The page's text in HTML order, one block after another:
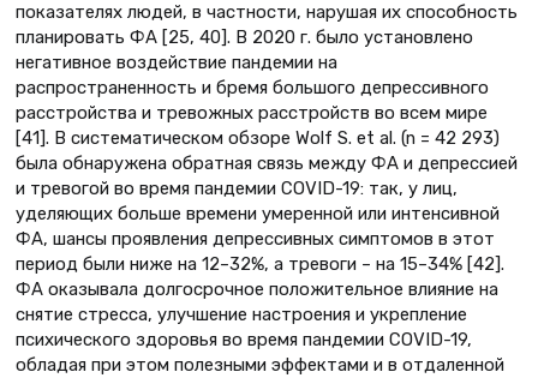
показателях людей, в частности, нарушая их способность
планировать ФА [25, 40]. В 2020 г. было установлено
негативное воздействие пандемии на
распространенность и бремя большого депрессивного
расстройства и тревожных расстройств во всем мире
[41]. В систематическом обзоре Wolf S. et al. (n = 42 293)
была обнаружена обратная связь между ФА и депрессией
и тревогой во время пандемии COVID-19: так, у лиц,
уделяющих больше времени умеренной или интенсивной
ФА, шансы проявления депрессивных симптомов в этот
период были ниже на 12–32%, а тревоги – на 15–34% [42].
ФА оказывала долгосрочное положительное влияние на
снятие стресса, улучшение настроения и укрепление
психического здоровья во время пандемии COVID-19,
обладая при этом полезными эффектами и в отдаленной